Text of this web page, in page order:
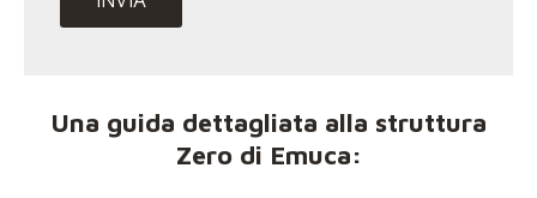
Una guida dettagliata alla struttura
Zero di Emuca: